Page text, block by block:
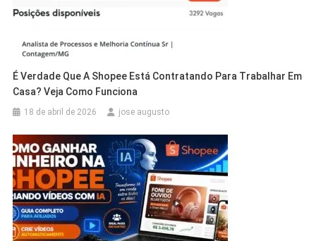
É Verdade Que A Shopee Está Contratando Para Trabalhar Em
Casa? Veja Como Funciona
18 de abril de 2026 jose augusto